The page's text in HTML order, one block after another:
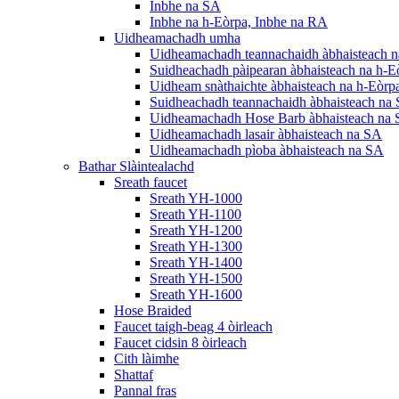
Inbhe na SA
Inbhe na h-Eòrpa, Inbhe na RA
Uidheamachadh umha
Uidheamachadh teannachaidh àbhaisteach
Suidheachadh pàipearan àbhaisteach na h-
Uidheam snàthaichte àbhaisteach na h-
Suidheachadh teannachaidh àbhaisteach na
Uidheamachadh Hose Barb àbhaisteach na
Uidheamachadh lasair àbhaisteach na SA
Uidheamachadh pìoba àbhaisteach na SA
Bathar Slàintealachd
Sreath faucet
Sreath YH-1000
Sreath YH-1100
Sreath YH-1200
Sreath YH-1300
Sreath YH-1400
Sreath YH-1500
Sreath YH-1600
Hose Braided
Faucet taigh-beag 4 òirleach
Faucet cidsin 8 òirleach
Cith làimhe
Shattaf
Pannal fras